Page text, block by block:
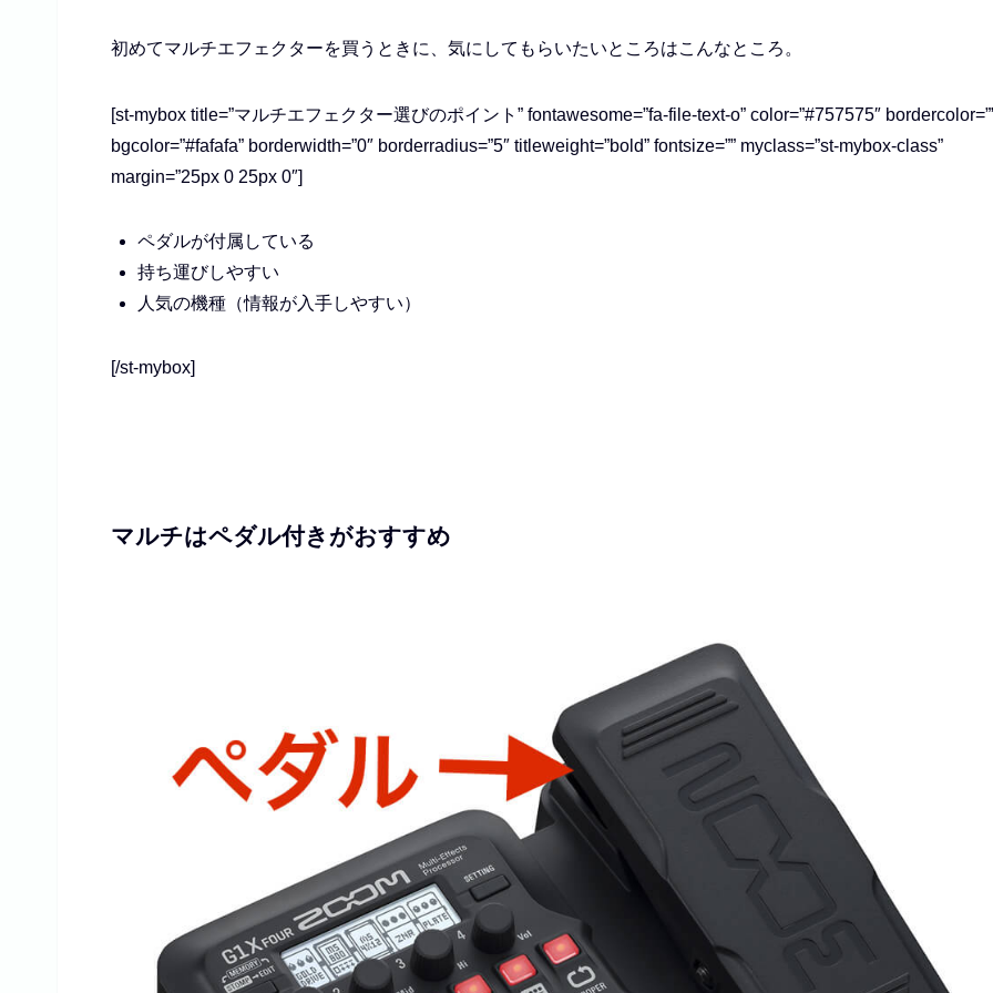
初めてマルチエフェクターを買うときに、気にしてもらいたいところはこんなところ。
[st-mybox title=”マルチエフェクター選びのポイント” fontawesome=”fa-file-text-o” color=”#757575″
bgcolor=”#fafafa” borderwidth=”0″ borderradius=”5″ titleweight=”bold” fontsize=”” myclass=”st-mybox-class”
margin=”25px 0 25px 0″]
ペダルが付属している
持ち運びしやすい
人気の機種（情報が入手しやすい）
[/st-mybox]
マルチはペダル付きがおすすめ